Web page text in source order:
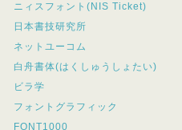
ニィスフォント(NIS Ticket)
日本書技研究所
ネットユーコム
白舟書体(はくしゅうしょたい)
ビラ学
フォントグラフィック
FONT1000